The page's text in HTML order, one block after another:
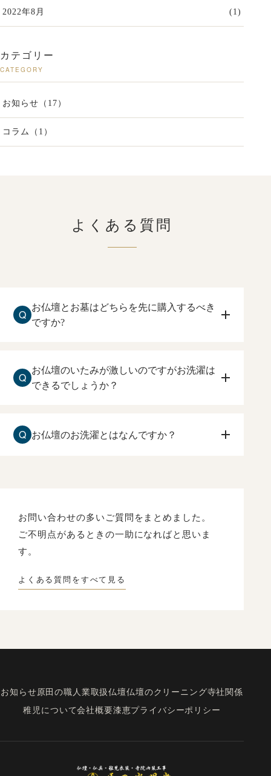
2022年8月 (1)
カテゴリー
CATEGORY
お知らせ（17）
コラム（1）
よくある質問
Q
お仏壇とお墓はどちらを先に購入するべき
ですか?
住まいしている方が、ご本尊、ご先祖様に手を合
わすお仏壇を先に購入するのをおすすめ致しま
Q
お仏壇のいたみが激しいのですがお洗濯は
できるでしょうか？
す。
Q お仏壇のお洗濯とはなんですか？
新品同様にもとの姿にもどすことです。
お問い合わせの多いご質問をまとめました。
ご不明点があるときの一助になればと思いま
す。
よくある質問をすべて見る
お知らせ原田の職人業取扱仏壇仏壇のクリーニング寺社関係
稚児について会社概要漆恵プライバシーポリシー